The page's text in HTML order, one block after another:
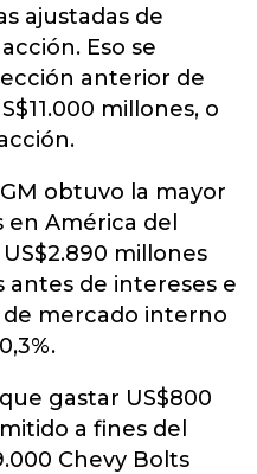
ajustadas de
Eso se
anterior de
millones, o
obtuvo la mayor
América del
millones
antes de intereses e
mercado interno
gastar US$800
a fines del
Chevy Bolts